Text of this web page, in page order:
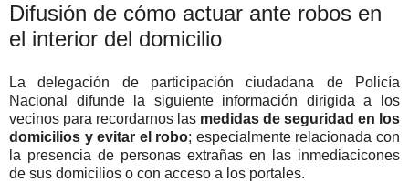
Difusión de cómo actuar ante robos en
el interior del domicilio
La delegación de participación ciudadana de Policía
Nacional difunde la siguiente información dirigida a los
vecinos para recordarnos las medidas de seguridad en los
domicilios y evitar el robo; especialmente relacionada con
la presencia de personas extrañas en las inmediacicones
de sus domicilios o con acceso a los portales.